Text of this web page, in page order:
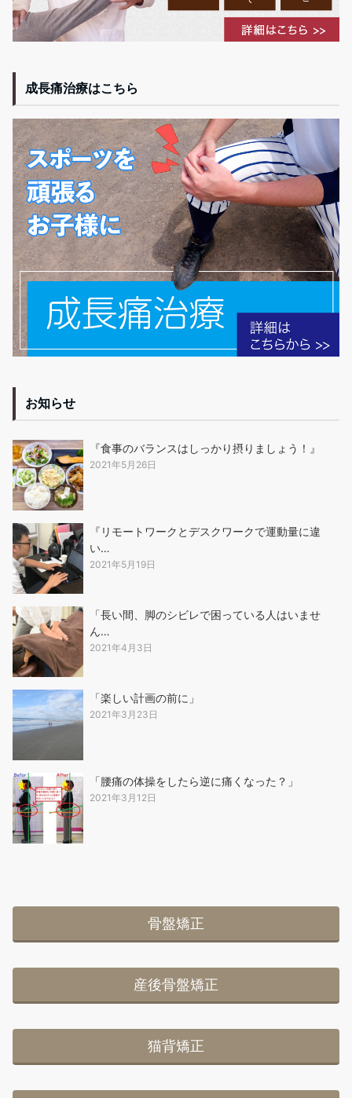
成長痛治療はこちら
お知らせ
『食事のバランスはしっかり摂りましょう！』
2021年5月26日
『リモートワークとデスクワークで運動量に違
い…
2021年5月19日
「長い間、脚のシビレで困っている人はいませ
ん…
2021年4月3日
「楽しい計画の前に」
2021年3月23日
「腰痛の体操をしたら逆に痛くなった？」
2021年3月12日
骨盤矯正
産後骨盤矯正
猫背矯正